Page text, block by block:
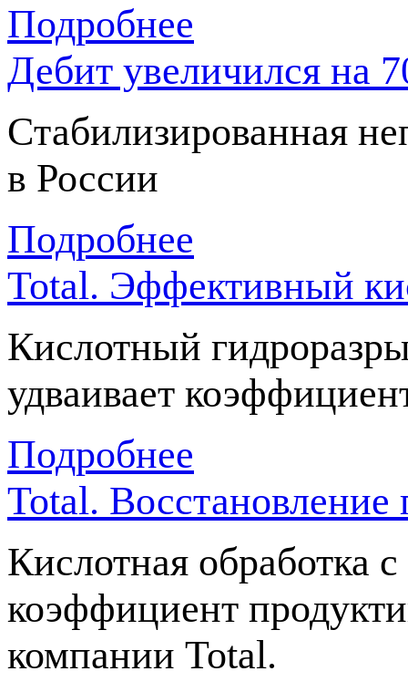
Подробнее
Дебит увеличился на
Cтабилизированная
в России
Подробнее
Total. Эффективный
Кислотный
удваивает
Подробнее
Total.
Кислотная обработка
коэффициент
компании Total.